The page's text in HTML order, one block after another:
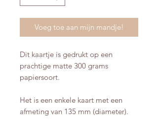
Voeg toe aan mijn mandje!
Dit kaartje is gedrukt op een
prachtige matte 300 grams
papiersoort.
Het is een enkele kaart met een
afmeting van 135 mm (diameter).